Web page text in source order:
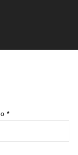
*Obligatorio